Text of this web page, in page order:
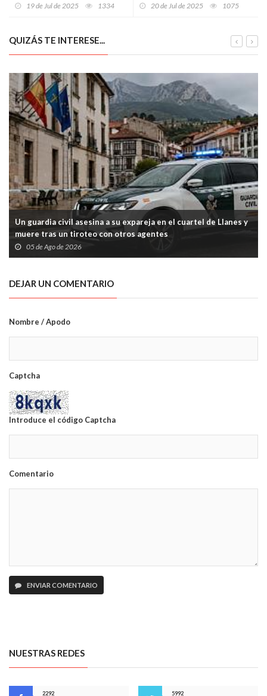
19 de Jul de 2025 1334 20 de Jul de 2025 1075
QUIZÁS TE INTERESE...
Un guardia civil asesina a su expareja en el cuartel de Llanes y
muere tras un tiroteo con otros agentes
05 de Ago de 2026
DEJAR UN COMENTARIO
Nombre / Apodo
Captcha
Introduce el código Captcha
Comentario
ENVIAR COMENTARIO
NUESTRAS REDES
2292 5992